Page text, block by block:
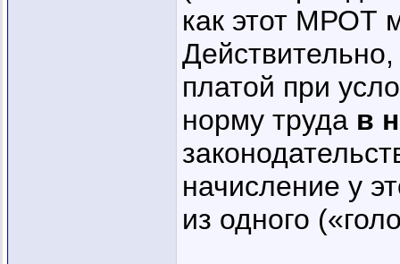
как этот МРОТ
платой при
норму труда в
начисление у
из одного